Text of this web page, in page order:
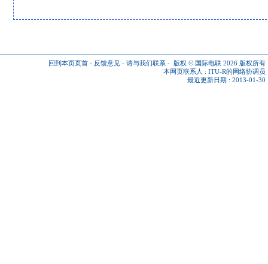
回到本页页首 - 反馈意见 - 请与我们联系 - 版权 © 国际电联 2026 版权所有
本网页联系人 : ITU-R的网络协调员
最近更新日期 : 2013-01-30